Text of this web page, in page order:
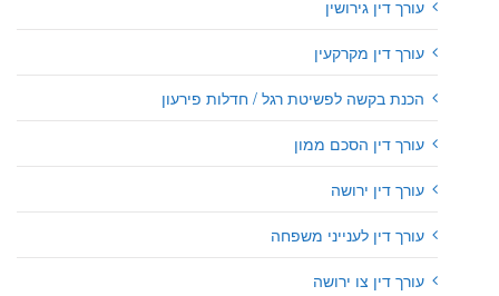
עורך דין גירושין
עורך דין מקרקעין
הכנת בקשה לפשיטת רגל / חדלות פירעון
עורך דין הסכם ממון
עורך דין ירושה
עורך דין לענייני משפחה
עורך דין צו ירושה